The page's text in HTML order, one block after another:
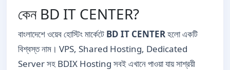
কেন BD IT CENTER?
বাংলাদেশে ওয়েব হোস্টিং মার্কেটে BD IT CENTERহলো একটি
বিশ্বস্ত নাম। VPS, Shared Hosting, Dedicated
Server সহ BDIX Hosting সবই এখানে পাওয়া যায় সাশ্রয়ী